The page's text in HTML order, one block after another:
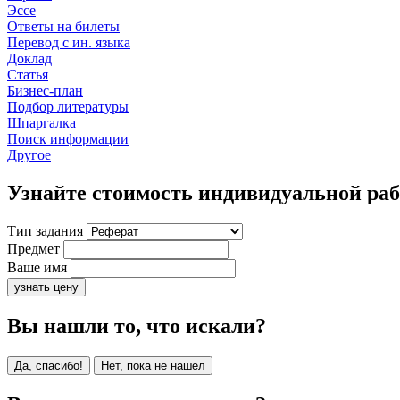
Эссе
Ответы на билеты
Перевод с ин. языка
Доклад
Статья
Бизнес-план
Подбор литературы
Шпаргалка
Поиск информации
Другое
Узнайте стоимость индивидуальной
Тип задания
Предмет
Ваше имя
узнать цену
Вы нашли то, что искали?
Да, спасибо! Нет, пока не нашел